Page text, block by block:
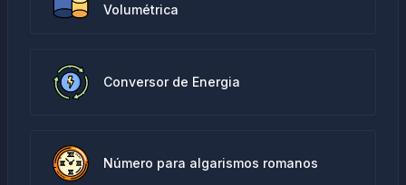
Volumétrica
Conversor de Energia
Número para algarismos romanos